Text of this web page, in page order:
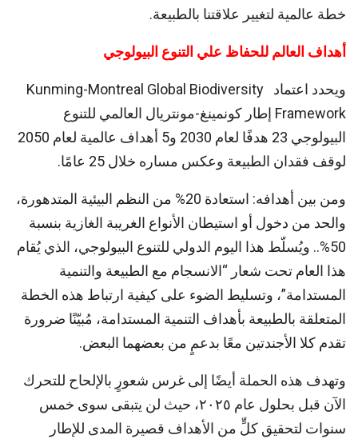
خطة عالمية لتغيير علاقتنا بالطبيعة.
أهداف العالم للحفاظ علي التنوع البيولوجي
ويحدد اعتماد Kunming-Montreal Global Biodiversity
Framework إطار كونمينغ-مونتريال العالمي للتنوع
البيولوجي 23 هدفًا لعام 2030 و5 أهداف عالمية لعام 2050
لوقف فقدان الطبيعة وعكس مساره خلال 25 عامًا.
ومن بين أهدافه: استعادة 20% من النظم البيئية المتدهورة،
والحد من دخول أو استيطان الأنواع الغريبة الغازية بنسبة
50%.. ويُسلّط هذا اليوم الدولي للتنوع البيولوجي، الذي يُقام
هذا العام تحت شعار “الانسجام مع الطبيعة والتنمية
المستدامة”، وتسليط الضوء على كيفية ارتباط هذه الخطة
المتعلقة بالطبيعة بأهداف التنمية المستدامة، مُبيّنًا ضرورة
تقدم كلا الأجندتين معًا بدعمٍ من بعضهما البعض.
وتهدف هذه الحملة أيضًا إلى غرس شعورٍ بالإلحاح للتحرك
الآن قبل بحلول عام ٢٠٢٥، حيث لن يتبقى سوى خمس
سنوات لتحقيق كلٍّ من الأهداف قصيرة المدى للإطار